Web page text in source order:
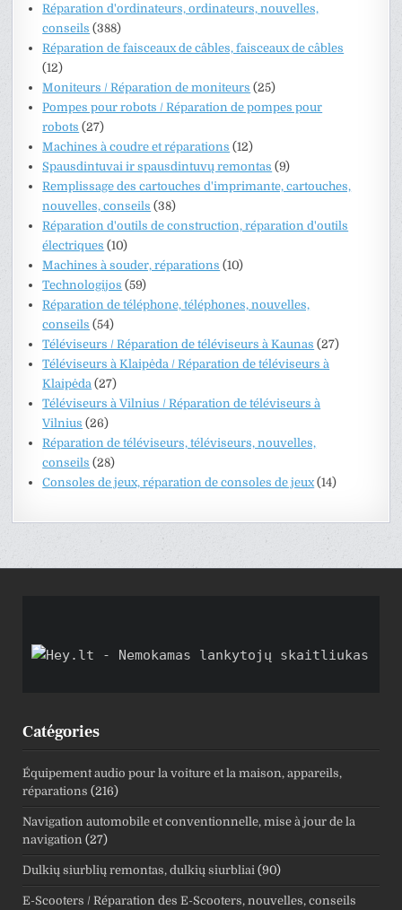
Réparation d'ordinateurs, ordinateurs, nouvelles,
conseils (388)
Réparation de faisceaux de câbles, faisceaux de câbles
(12)
Moniteurs / Réparation de moniteurs (25)
Pompes pour robots / Réparation de pompes pour
robots (27)
Machines à coudre et réparations (12)
Spausdintuvai ir spausdintuvų remontas (9)
Remplissage des cartouches d'imprimante, cartouches,
nouvelles, conseils (38)
Réparation d'outils de construction, réparation d'outils
électriques (10)
Machines à souder, réparations (10)
Technologijos (59)
Réparation de téléphone, téléphones, nouvelles,
conseils (54)
Téléviseurs / Réparation de téléviseurs à Kaunas (27)
Téléviseurs à Klaipėda / Réparation de téléviseurs à
Klaipėda (27)
Téléviseurs à Vilnius / Réparation de téléviseurs à
Vilnius (26)
Réparation de téléviseurs, téléviseurs, nouvelles,
conseils (28)
Consoles de jeux, réparation de consoles de jeux (14)
Catégories
Équipement audio pour la voiture et la maison, appareils,
réparations (216)
Navigation automobile et conventionnelle, mise à jour de la
navigation (27)
Dulkių siurblių remontas, dulkių siurbliai (90)
E-Scooters / Réparation des E-Scooters, nouvelles, conseils